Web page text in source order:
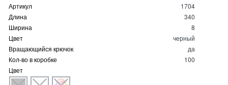
Артикул
1704
Длина
340
Ширина
8
Цвет
черный
Вращающийся крючок
да
Кол-во в коробке
100
Цвет